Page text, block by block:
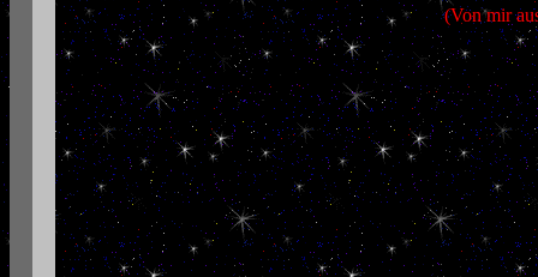
(Von mir